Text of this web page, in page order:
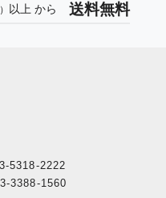
以上 から 送料無料
5318-2222
3388-1560